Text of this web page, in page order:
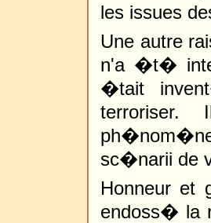
les issues
Une autre
n'a �t�
�tait
sc�narii de
Honneur et
endoss� la